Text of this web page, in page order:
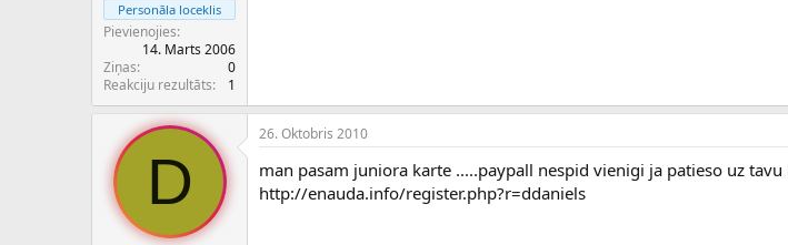
Personāla loceklis
Pievienojies
14. Marts 2006
Ziņas
0
Reakciju rezultāts
1
D
26. Oktobris 2010
man pasam juniora karte .....paypall nespid vienigi ja patieso uz tavu
http://enauda.info/register.php?r=ddaniels